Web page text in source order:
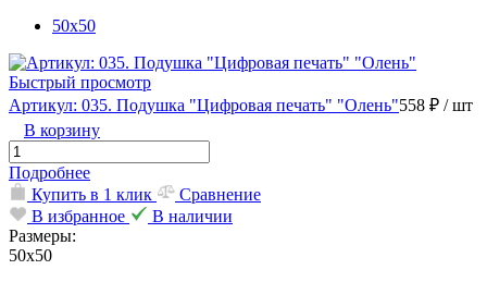
50х50
Быстрый просмотр
Артикул: 035. Подушка "Цифровая печать" "Олень"558 ₽ / шт
В корзину
Подробнее
Купить в 1 клик
Сравнение
В избранное
В наличии
Размеры:
50х50